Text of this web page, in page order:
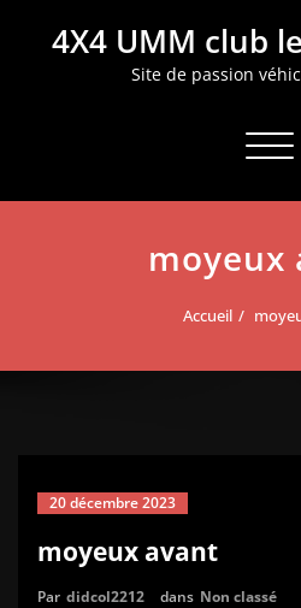
4X4 UMM club
Site de passion
moyeux
Accueil
20 décembre 2023
moyeux avant
Par didcol2212 dans Non classé